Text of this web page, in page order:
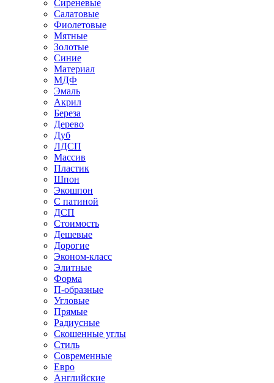
Сиреневые
Салатовые
Фиолетовые
Мятные
Золотые
Синие
Материал
МДФ
Эмаль
Акрил
Береза
Дерево
Дуб
ЛДСП
Массив
Пластик
Шпон
Экошпон
С патиной
ДСП
Стоимость
Дешевые
Дорогие
Эконом-класс
Элитные
Форма
П-образные
Угловые
Прямые
Радиусные
Скошенные углы
Стиль
Современные
Евро
Английские